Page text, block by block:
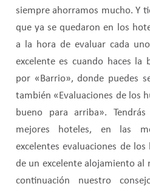
siempre ahorramos mucho. Y
que ya se quedaron en los
a la hora de evaluar cada
excelente es cuando haces la
por «Barrio», donde puedes
también «Evaluaciones de los
bueno para arriba».
mejores hoteles, en las
excelentes evaluaciones de los
de un excelente alojamiento al
continuación nuestro